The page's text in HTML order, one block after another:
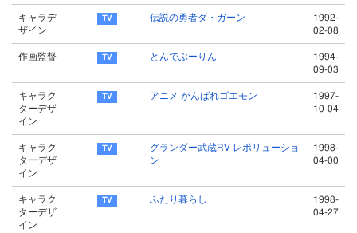
キャラデ
ザイン
伝説の勇者ダ・ガーン
1992-
02-08
作画監督 とんでぶーりん
1994-
09-03
キャラク
ターデザ
イン
アニメ がんばれゴエモン
1997-
10-04
キャラク
ターデザ
イン
グランダー武蔵RV レボリューショ
ン
1998-
04-00
キャラク
ターデザ
イン
ふたり暮らし
1998-
04-27